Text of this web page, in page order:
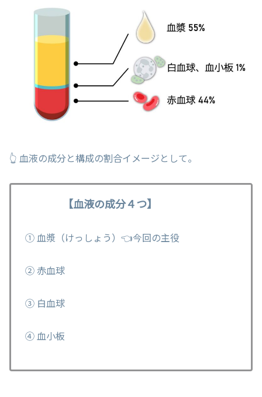
👆 血液の成分と構成の割合イメージとして。
【血液の成分４つ】
① 血漿（けっしょう）👈今回の主役
② 赤血球
③ 白血球
④ 血小板